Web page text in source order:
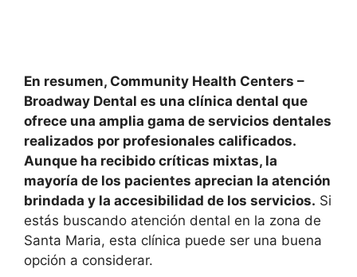
En resumen, Community Health Centers –
Broadway Dental es una clínica dental que
ofrece una amplia gama de servicios dentales
realizados por profesionales calificados.
Aunque ha recibido críticas mixtas, la
mayoría de los pacientes aprecian la atención
brindada y la accesibilidad de los servicios. Si
estás buscando atención dental en la zona de
Santa Maria, esta clínica puede ser una buena
opción a considerar.